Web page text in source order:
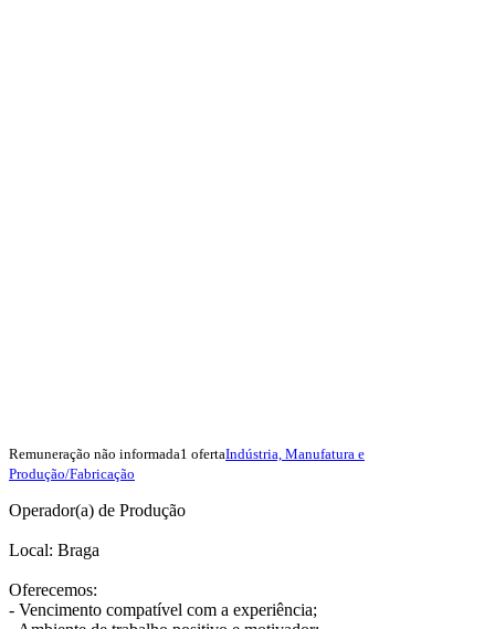
Remuneração não informada1 ofertaIndústria, Manufatura e
Produção/Fabricação
Operador(a) de Produção
Local: Braga
Oferecemos:
- Vencimento compatível com a experiência;